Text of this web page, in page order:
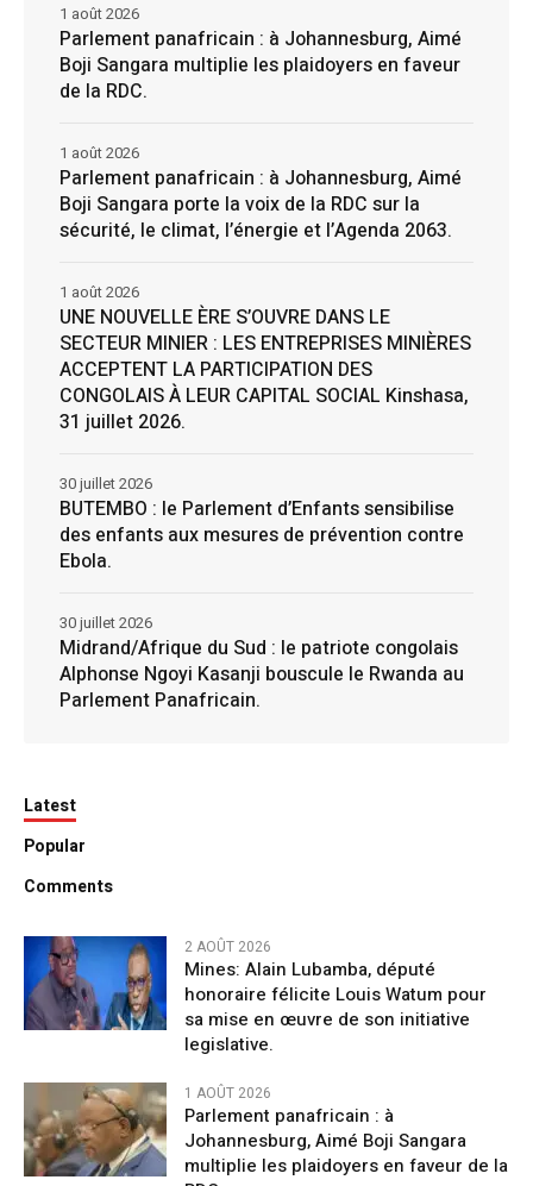
Parlement panafricain : à Johannesburg, Aimé
Boji Sangara multiplie les plaidoyers en faveur
de la RDC.
1 août 2026
Parlement panafricain : à Johannesburg, Aimé
Boji Sangara porte la voix de la RDC sur la
sécurité, le climat, l’énergie et l’Agenda 2063.
1 août 2026
UNE NOUVELLE ÈRE S’OUVRE DANS LE
SECTEUR MINIER : LES ENTREPRISES MINIÈRES
ACCEPTENT LA PARTICIPATION DES
CONGOLAIS À LEUR CAPITAL SOCIAL Kinshasa,
31 juillet 2026.
1 août 2026
BUTEMBO : le Parlement d’Enfants sensibilise
des enfants aux mesures de prévention contre
Ebola.
30 juillet 2026
Midrand/Afrique du Sud : le patriote congolais
Alphonse Ngoyi Kasanji bouscule le Rwanda au
Parlement Panafricain.
30 juillet 2026
Latest
Popular
Comments
2 AOÛT 2026
Mines: Alain Lubamba, député
honoraire félicite Louis Watum pour
sa mise en œuvre de son initiative
legislative.
1 AOÛT 2026
Parlement panafricain : à
Johannesburg, Aimé Boji Sangara
multiplie les plaidoyers en faveur de la